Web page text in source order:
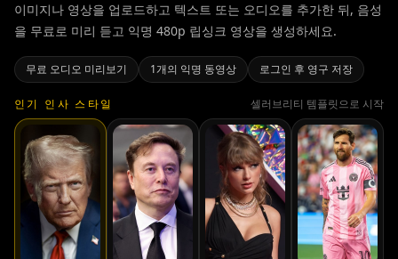
이미지나 영상을 업로드하고 텍스트 또는 오디오를 추가한 뒤, 음성
을 무료로 미리 듣고 익명 480p 립싱크 영상을 생성하세요.
무료 오디오 미리보기 1개의 익명 동영상 로그인 후 영구 저장
인기 인사 스타일 셀러브리티 템플릿으로 시작